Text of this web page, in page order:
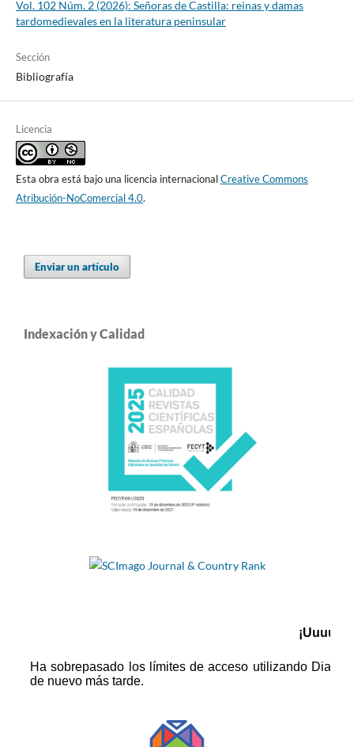
Vol. 102 Núm. 2 (2026): Señoras de Castilla: reinas y damas
tardomedievales en la literatura peninsular
Sección
Bibliografía
Licencia
Esta obra está bajo una licencia internacionalCreative Commons
Atribución-NoComercial 4.0.
Enviar un artículo
Indexación y Calidad